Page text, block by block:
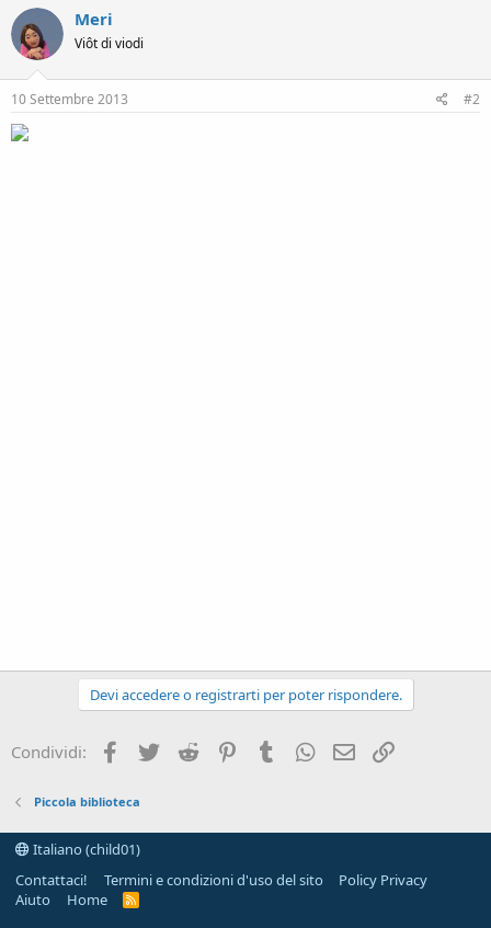
Meri
Viôt di viodi
10 Settembre 2013 #2
Devi accedere o registrarti per poter rispondere.
Condividi: Facebook
Twitter Reddit PinterestTumblrWhatsApp
e-mail
Piccola biblioteca
Italiano (child01)
Contattaci!
Termini e condizioni d'uso del sito
Policy Privacy
Aiuto
Home
R